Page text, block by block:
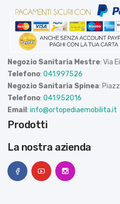
Negozio Sanitaria Mestre: Via
Telefono: 041.997526
Negozio Sanitaria Spinea:
Telefono: 041.952016
Email : info@ortopediaemobilita.it
Prodotti
La nostra azienda